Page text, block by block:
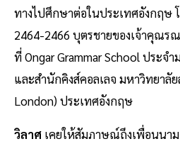
ทางไปศึกษาต่อในประเทศอังกฤษ
2464-2466 บุตรชายของเจ้าคุณร
ที่ Ongar Grammar School ประจ
และสำนักคิงส์คอลเลจ มหาวิทยาลั
London) ประเทศอังกฤษ
วิลาศ เคยให้สัมภาษณ์ถึงเพื่อนนาม